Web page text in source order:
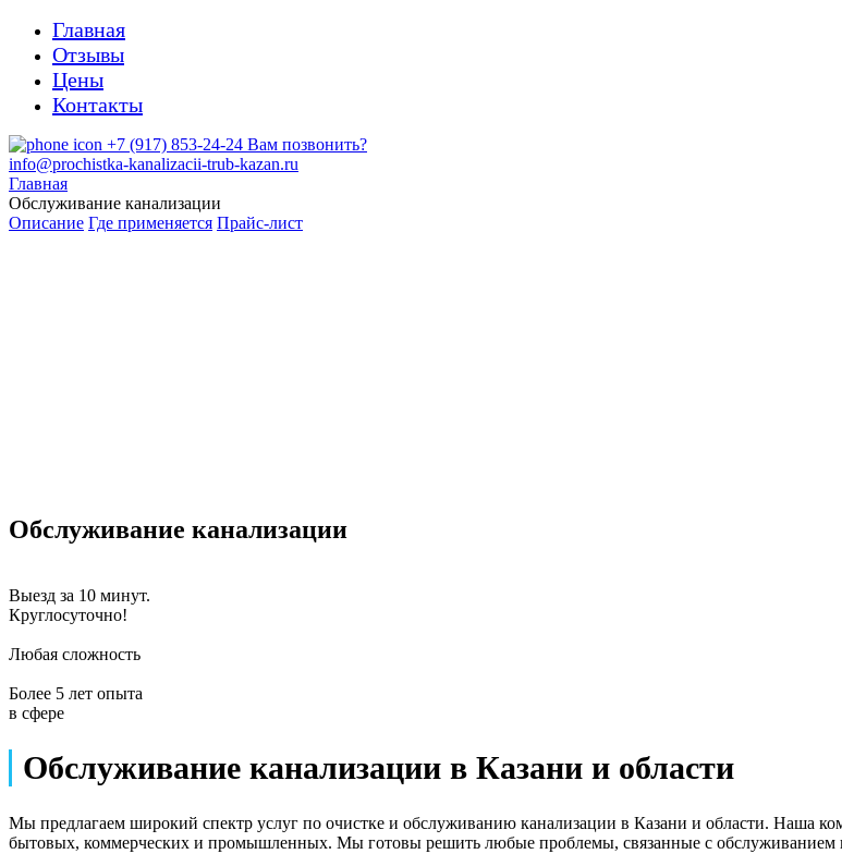
Главная
Отзывы
Цены
Контакты
+7 (917) 853-24-24 Вам позвонить?
info@prochistka-kanalizacii-trub-kazan.ru
Главная
Обслуживание канализации
Описание Где применяется Прайс-лист
Обслуживание канализации
Выезд за 10 минут.
Круглосуточно!
Любая сложность
Более 5 лет опыта
в сфере
Обслуживание канализации в Казани и области
Мы предлагаем широкий спектр услуг по очистке и обслуживанию канализации в Казани и области. Наша
бытовых, коммерческих и промышленных. Мы готовы решить любые проблемы, связанные с обслуживанием